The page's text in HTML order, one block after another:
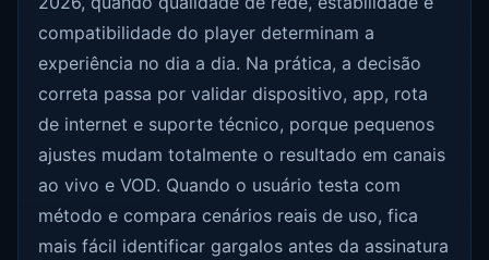
compatibilidade do player determinam a
experiência no dia a dia. Na prática, a decisão
correta passa por validar dispositivo, app, rota
de internet e suporte técnico, porque pequenos
ajustes mudam totalmente o resultado em canais
ao vivo e VOD. Quando o usuário testa com
método e compara cenários reais de uso, fica
mais fácil identificar gargalos antes da assinatura